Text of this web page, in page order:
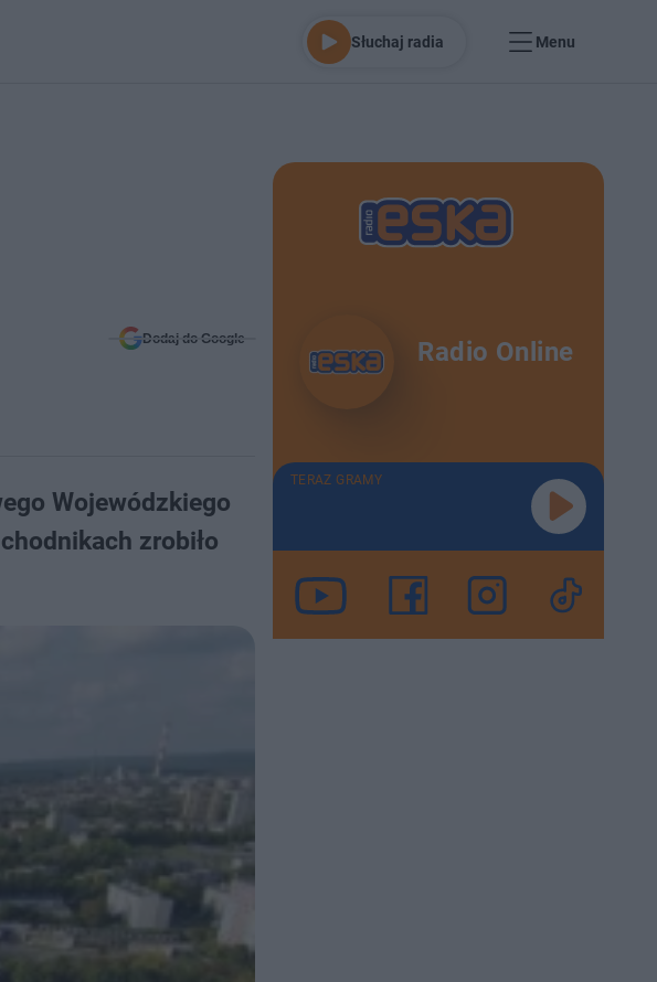
Słuchaj radia Menu
Dodaj do Google
Wojewódzkiego
zrobiło
Radio Online
TERAZ GRAMY